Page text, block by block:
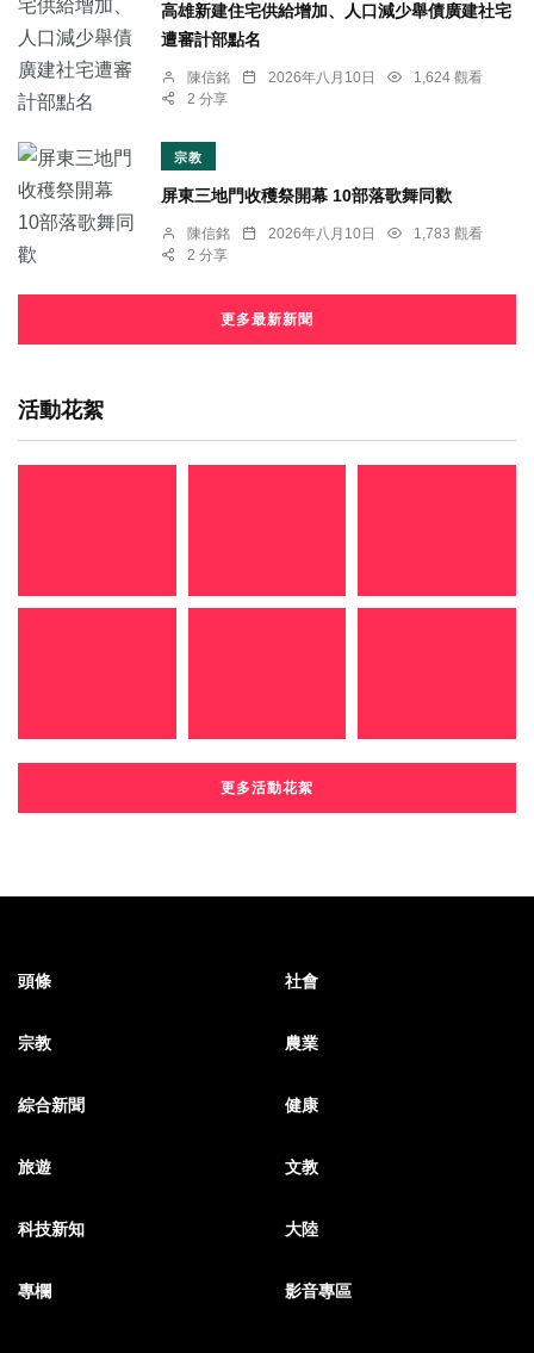
高雄新建住宅供給增加、人口減少舉債廣建社宅
遭審計部點名
陳信銘 2026年八月10日
1,624 觀看
2 分享
宗教
屏東三地門收穫祭開幕 10部落歌舞同歡
陳信銘 2026年八月10日
1,783 觀看
2 分享
更多最新新聞
活動花絮
更多活動花絮
頭條 社會
宗教 農業
綜合新聞 健康
旅遊 文教
科技新知 大陸
專欄 影音專區